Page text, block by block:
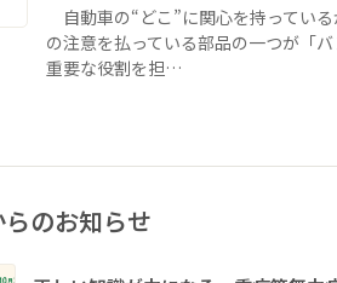
自動車の“どこ”に関心を持ってい
の注意を払っている部品の一つが「
重要な役割を担…
のお知らせ